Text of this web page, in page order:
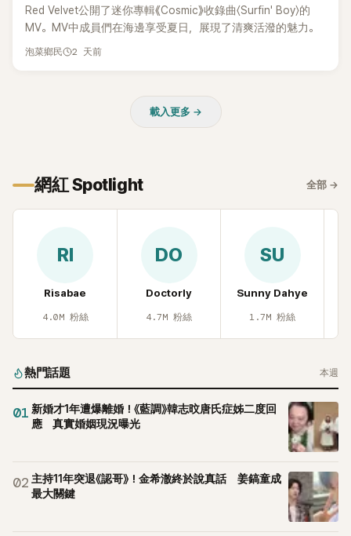
Red Velvet公開了迷你專輯《Cosmic》收錄曲〈Surfin' Boy〉的
MV。MV中成員們在海邊享受夏日，展現了清爽活潑的魅力。
泡菜鄉民 2 天前
載入更多 →
網紅 Spotlight 全部 →
RI
Risabae
4.0M 粉絲
DO
Doctorly
4.7M 粉絲
SU
Sunny Dahye
1.7M 粉絲
熱門話題 本週
01 新婚才1年遭爆離婚！《藍調》韓志旼唐氏症姊二度回
應 真實婚姻現況曝光
02 主持11年突退《認哥》！金希澈終於說真話 姜鎬童成
最大關鍵